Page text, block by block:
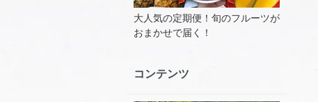
大人気の定期便！旬のフルーツが
おまかせで届く！
コンテンツ